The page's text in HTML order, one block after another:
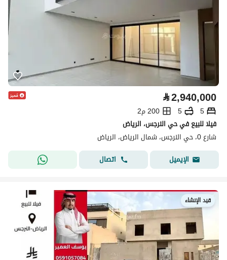
⃁2,940,000
5
5
200 م2
فيلا للبيع في حي النرجس، الرياض
شارع 0، حي النرجس، شمال الرياض، الرياض
الإيميل
اتصال
قيد الإنشاء